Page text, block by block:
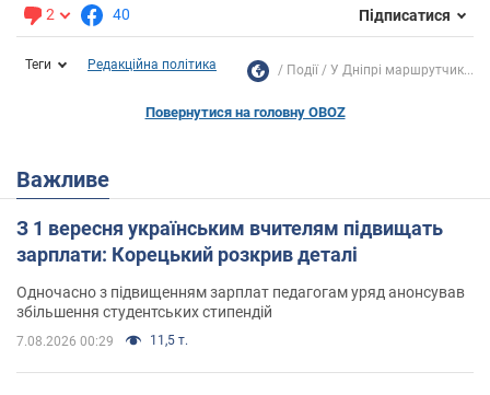
2 40 Підписатися
Теги Редакційна політика Події У Дніпрі маршрутчик...
Повернутися на головну OBOZ
Важливе
З 1 вересня українським вчителям підвищать
зарплати: Корецький розкрив деталі
Одночасно з підвищенням зарплат педагогам уряд анонсував
збільшення студентських стипендій
7.08.2026 00:29 11,5 т.